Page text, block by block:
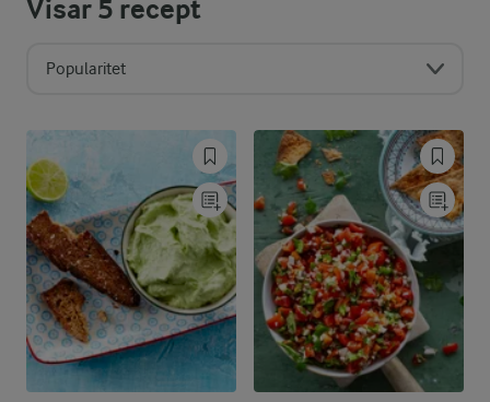
Visar5 recept
Popularitet